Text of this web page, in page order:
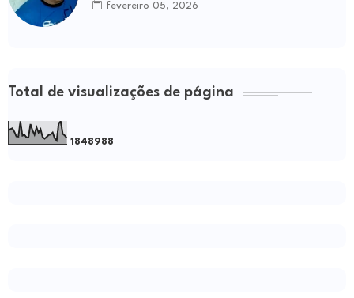
fevereiro 05, 2026
Total de visualizações de página
1 848988